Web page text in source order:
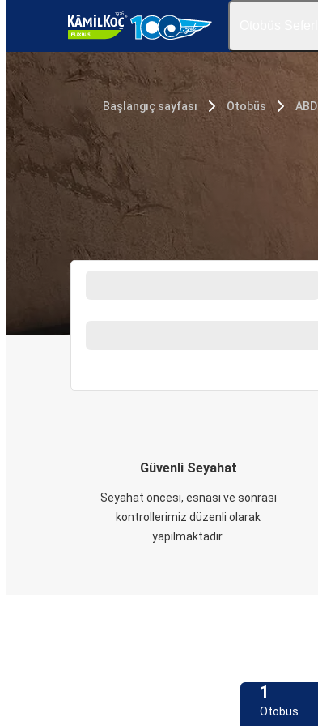
Başlangıç sayfası Otobüs ABD
Güvenli Seyahat
Seyahat öncesi, esnası ve sonrası
kontrollerimiz düzenli olarak
yapılmaktadır.
1
Otobüs